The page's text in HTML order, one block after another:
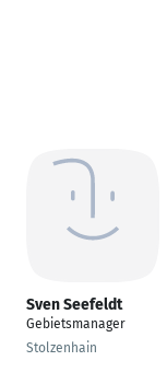
Sven Seefeldt
Gebietsmanager
Stolzenhain